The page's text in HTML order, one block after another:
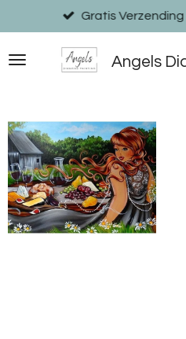
direct
naar
Angels
Gratis